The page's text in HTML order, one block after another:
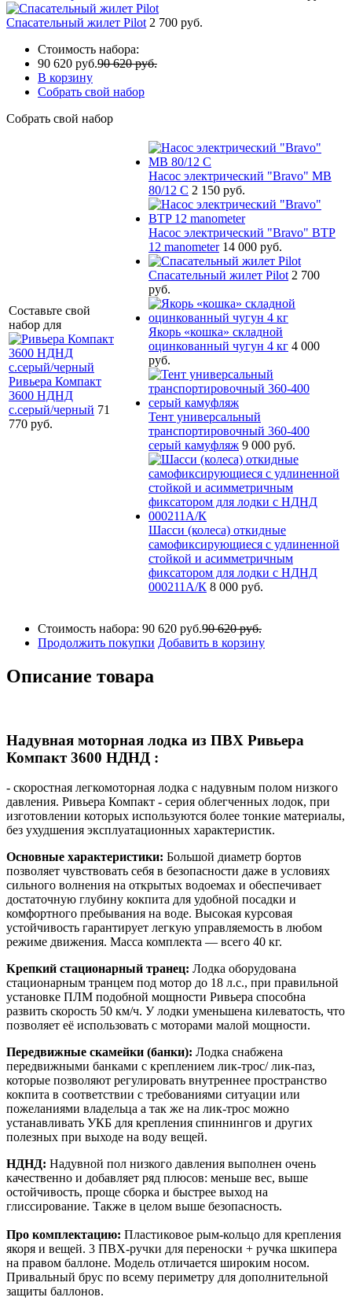
Спасательный жилет Pilot 2 700 руб.
Стоимость набора:
90 620 руб.90 620 руб.
В корзину
Собрать свой набор
Собрать свой набор
Составьте свой
набор для
Ривьера Компакт
3600 НДНД
с.серый/черный 71
770 руб.
Насос электрический "Bravo" MB
80/12 С 2 150 руб.
Насос электрический "Bravo" BTP
12 manometer 14 000 руб.
Спасательный жилет Pilot 2 700
руб.
Якорь «кошка» складной
оцинкованный чугун 4 кг 4 000
руб.
Тент универсальный
транспортировочный 360-400
серый камуфляж 9 000 руб.
Шасси (колеса) откидные
самофиксирующиеся с удлиненной
стойкой и асимметричным
фиксатором для лодки с НДНД
000211A/К 8 000 руб.
Стоимость набора: 90 620 руб.90 620 руб.
Продолжить покупки Добавить в корзину
Описание товара
Надувная моторная лодка из ПВХ Ривьера
Компакт 3600 НДНД :
- скоростная легкомоторная лодка с надувным полом низкого
давления. Ривьера Компакт - серия облегченных лодок, при
изготовлении которых используются более тонкие материалы,
без ухудшения эксплуатационных характеристик.
Основные характеристики: Большой диаметр бортов
позволяет чувствовать себя в безопасности даже в условиях
сильного волнения на открытых водоемах и обеспечивает
достаточную глубину кокпита для удобной посадки и
комфортного пребывания на воде. Высокая курсовая
устойчивость гарантирует легкую управляемость в любом
режиме движения. Масса комплекта — всего 40 кг.
Крепкий стационарный транец: Лодка оборудована
стационарным транцем под мотор до 18 л.с., при правильной
установке ПЛМ подобной мощности Ривьера способна
развить скорость 50 км/ч. У лодки уменьшена килеватость, что
позволяет её использовать с моторами малой мощности.
Передвижные скамейки (банки): Лодка снабжена
передвижными банками с креплением лик-трос/ лик-паз,
которые позволяют регулировать внутреннее пространство
кокпита в соответствии с требованиями ситуации или
пожеланиями владельца а так же на лик-трос можно
устанавливать УКБ для крепления спиннингов и других
полезных при выходе на воду вещей.
НДНД: Надувной пол низкого давления выполнен очень
качественно и добавляет ряд плюсов: меньше вес, выше
остойчивость, проще сборка и быстрее выход на
глиссирование. Также в целом выше безопасность.
Про комплектацию: Пластиковое рым-кольцо для крепления
якоря и вещей. 3 ПВХ-ручки для переноски + ручка шкипера
на правом баллоне. Модель отличается широким носом.
Привальный брус по всему периметру для дополнительной
защиты баллонов.